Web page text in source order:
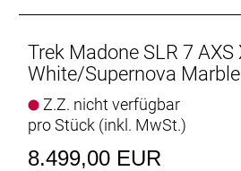
Gangschaltung: SRAM Force
größtem Ritzel
Anzahl Gänge: 1
Trek Madone SLR 7 AXS
White/Supernova Marble
Z.Z. nicht verfügbar
pro Stück (inkl. MwSt.)
8.499,00 EUR